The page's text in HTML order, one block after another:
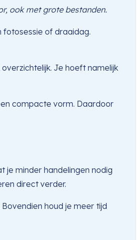
ook met grote bestanden.
fotosessie of draaidag.
Je hoeft namelijk
compacte vorm. Daardoor
je minder handelingen nodig
direct verder.
houd je meer tijd